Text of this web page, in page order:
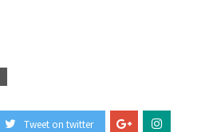
Tweet on twitter